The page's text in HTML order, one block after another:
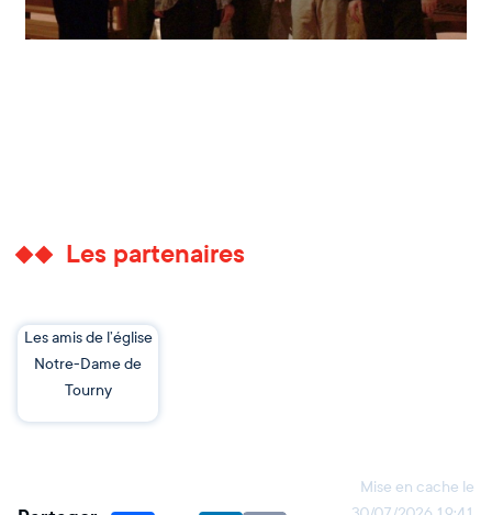
Les partenaires
Les amis de l’église
Notre-Dame de
Tourny
Mise en cache le